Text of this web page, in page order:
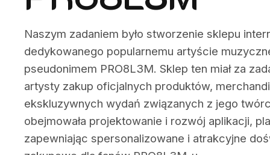
Naszym zadaniem było stworzenie sklepu
dedykowanego popularnemu artyście
pseudonimem PRO8L3M. Sklep ten miał za
artysty zakup oficjalnych produktów,
ekskluzywnych wydań związanych z jego
obejmowała projektowanie i rozwój aplikacji,
zapewniając spersonalizowane i atrakcyjne